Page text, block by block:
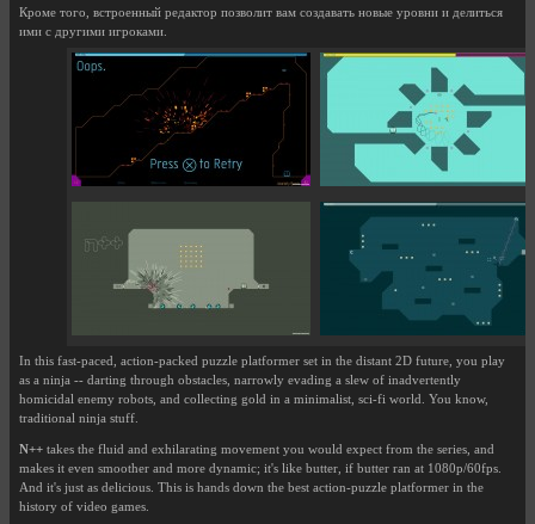
Кроме того, встроенный редактор позволит вам создавать новые уровни и делиться
ими с другими игроками.
In this fast-paced, action-packed puzzle platformer set in the distant 2D future, you play
as a ninja -- darting through obstacles, narrowly evading a slew of inadvertently
homicidal enemy robots, and collecting gold in a minimalist, sci-fi world. You know,
traditional ninja stuff.
N++ takes the fluid and exhilarating movement you would expect from the series, and
makes it even smoother and more dynamic; it's like butter, if butter ran at 1080p/60fps.
And it's just as delicious. This is hands down the best action-puzzle platformer in the
history of video games.